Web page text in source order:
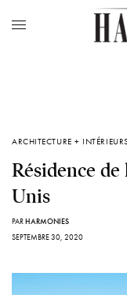
ARCHITECTURE + INTÉRIEURS
Résidence
Unis
PARHARMONIES
SEPTEMBRE 30, 2020